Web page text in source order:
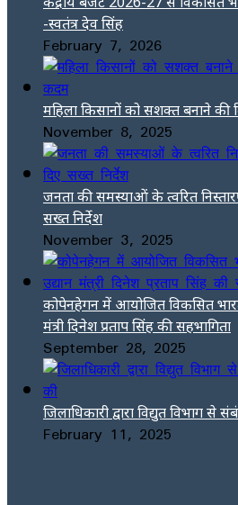
-स्वतंत्र देव सिंह
February 7, 2026
महिला किसानों को सशक्त बनाने
November 8, 2025
जनता की समस्याओं के त्वरित
सख्त निर्देश
November 3, 2025
कोपेनहेगन में आयोजित विकसित
मंत्री दिनेश प्रताप सिंह की सहभागिता
September 28, 2025
जिलाधिकारी द्वारा विद्युत विभाग से
February 11, 2025